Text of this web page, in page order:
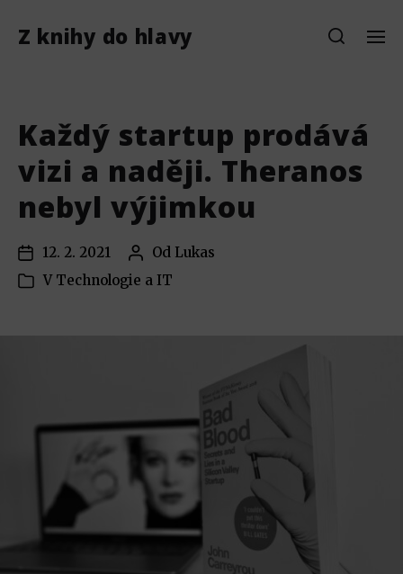
Z knihy do hlavy
Každý startup prodává
vizi a naději. Theranos
nebyl výjimkou
12. 2. 2021 Od Lukas
V Technologie a IT